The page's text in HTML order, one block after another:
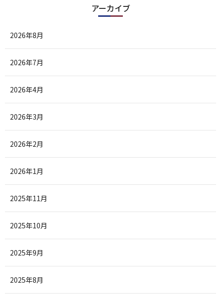
アーカイブ
2026年8月
2026年7月
2026年4月
2026年3月
2026年2月
2026年1月
2025年11月
2025年10月
2025年9月
2025年8月